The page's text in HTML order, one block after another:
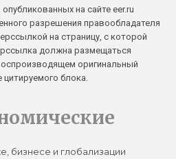
на сайте eer.ru
разрешения правообладателя
на страницу, с которой
должна размещаться
оригинальный
цитируемого блока.
бизнесе и глобализации